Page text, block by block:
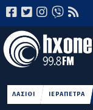
ΛΑΣΙΘΙ ΙΕΡΑΠΕΤΡΑ